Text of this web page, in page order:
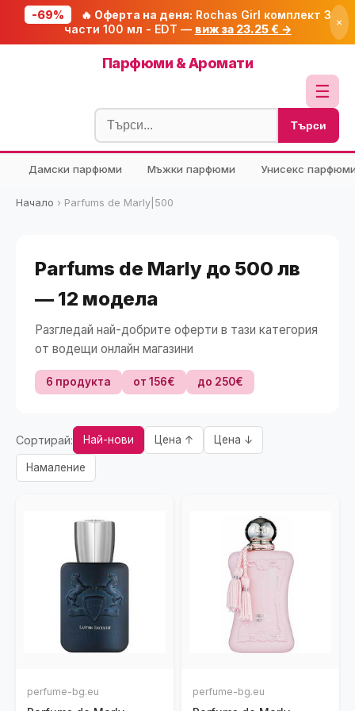
-69% 🔥 Оферта на деня: Rochas Girl комплект 3
части 100 мл - EDT — виж за 23.25 € → ×
Парфюми & Аромати
☰
Блог
🧮 Калкулатори
🔍 Намери продукт
🎁 Подарък
Търси
Дамски парфюми Мъжки парфюми Унисекс
Начало › Parfums de Marly|500
Parfums de Marly до 500 лв
— 12 модела
Разгледай най-добрите оферти в тази категория
от водещи онлайн магазини
6 продукта от 156€ до 250€
Сортирай: Най-нови Цена ↑ Цена ↓
Намаление
perfume-bg.eu perfume-bg.eu